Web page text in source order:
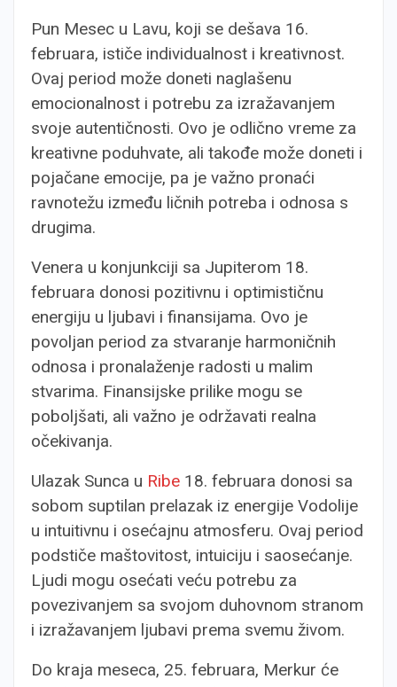
Pun Mesec u Lavu, koji se dešava 16.
februara, ističe individualnost i kreativnost.
Ovaj period može doneti naglašenu
emocionalnost i potrebu za izražavanjem
svoje autentičnosti. Ovo je odlično vreme za
kreativne poduhvate, ali takođe može doneti i
pojačane emocije, pa je važno pronaći
ravnotežu između ličnih potreba i odnosa s
drugima.
Venera u konjunkciji sa Jupiterom 18.
februara donosi pozitivnu i optimističnu
energiju u ljubavi i finansijama. Ovo je
povoljan period za stvaranje harmoničnih
odnosa i pronalaženje radosti u malim
stvarima. Finansijske prilike mogu se
poboljšati, ali važno je održavati realna
očekivanja.
Ulazak Sunca u Ribe 18. februara donosi sa
sobom suptilan prelazak iz energije Vodolije
u intuitivnu i osećajnu atmosferu. Ovaj period
podstiče maštovitost, intuiciju i saosećanje.
Ljudi mogu osećati veću potrebu za
povezivanjem sa svojom duhovnom stranom
i izražavanjem ljubavi prema svemu živom.
Do kraja meseca, 25. februara, Merkur će